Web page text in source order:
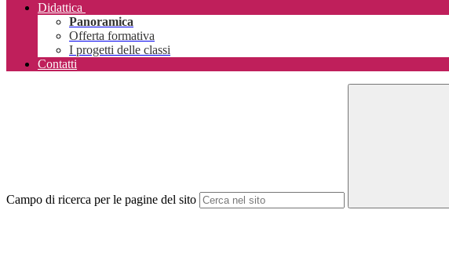
Didattica
Panoramica
Offerta formativa
I progetti delle classi
Contatti
Campo di ricerca per le pagine del sito